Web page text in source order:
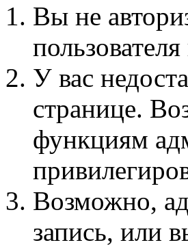
Вы не
У вас
странице.
функциям
Возможно,
запись, или